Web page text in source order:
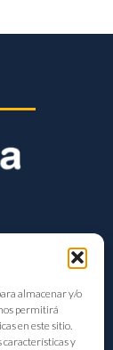
almacenar y/o
permitirá
en este sitio.
y